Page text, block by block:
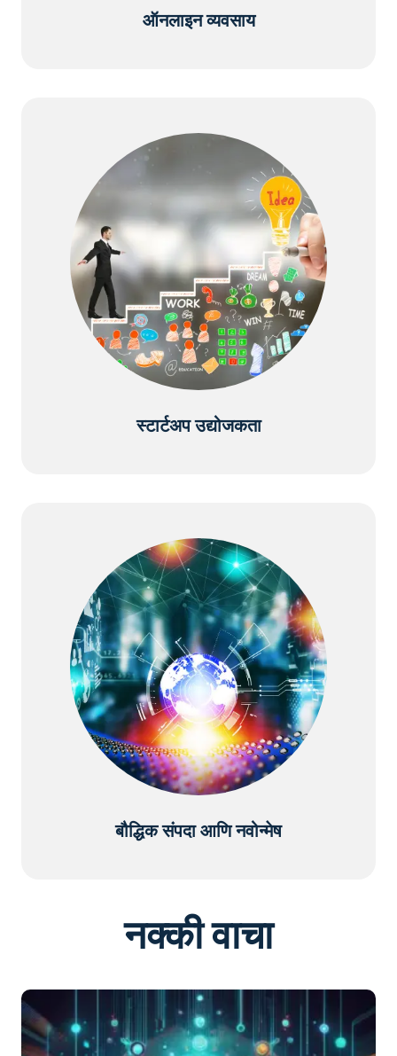
ऑनलाइन व्यवसाय
स्टार्टअप उद्योजकता
बौद्धिक संपदा आणि नवोन्मेष
नक्की वाचा